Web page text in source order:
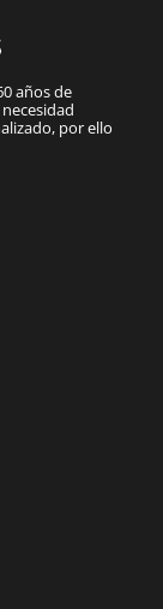
años de
por ello